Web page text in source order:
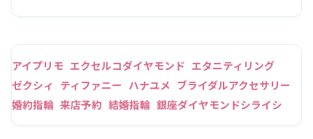
アイプリモ エクセルコダイヤモンド エタニティリング
ゼクシィ
ティファニー ハナユメ ブライダルアクセサリー
婚約指輪 来店予約 結婚指輪 銀座ダイヤモンドシライシ